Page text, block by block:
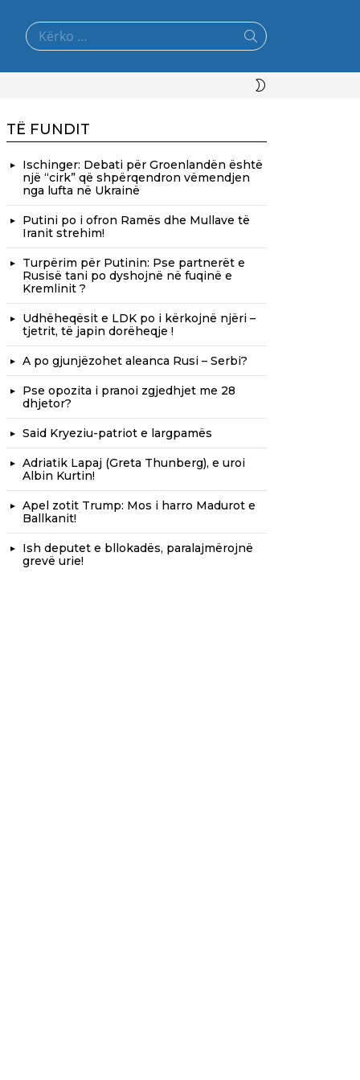
Search
for:
TË FUNDIT
Ischinger: Debati për Groenlandën është
një “cirk” që shpërqendron vëmendjen
nga lufta në Ukrainë
Putini po i ofron Ramës dhe Mullave të
Iranit strehim!
Turpërim për Putinin: Pse partnerët e
Rusisë tani po dyshojnë në fuqinë e
Kremlinit ?
Udhëheqësit e LDK po i kërkojnë njëri –
tjetrit, të japin dorëheqje !
A po gjunjëzohet aleanca Rusi – Serbi?
Pse opozita i pranoi zgjedhjet me 28
dhjetor?
Said Kryeziu-patriot e largpamës
Adriatik Lapaj (Greta Thunberg), e uroi
Albin Kurtin!
Apel zotit Trump: Mos i harro Madurot e
Ballkanit!
Ish deputet e bllokadës, paralajmërojnë
grevë urie!